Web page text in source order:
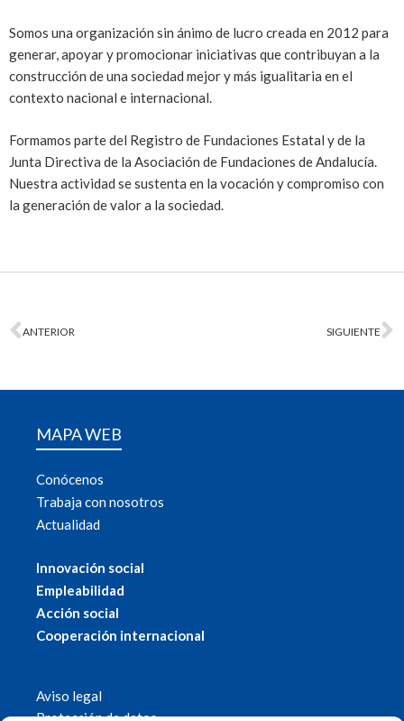
Somos una organización sin ánimo de lucro creada en 2012 para
generar, apoyar y promocionar iniciativas que contribuyan a la
construcción de una sociedad mejor y más igualitaria en el
contexto nacional e internacional.
Formamos parte del Registro de Fundaciones Estatal y de la
Junta Directiva de la Asociación de Fundaciones de Andalucía.
Nuestra actividad se sustenta en la vocación y compromiso con
la generación de valor a la sociedad.
ANTERIOR SIGUIENTE
MAPA WEB
Conócenos
Trabaja con nosotros
Actualidad
Innovación social
Empleabilidad
Acción social
Cooperación internacional
Aviso legal